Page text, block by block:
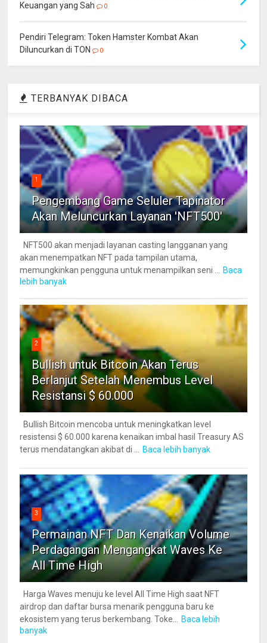
Keuangan yang Sah
0
Pendiri Telegram: Token Hamster Kombat Akan
Diluncurkan di TON
0
TERBANYAK DIBACA
1
Pengembang Game Seluler Tapinator
Akan Meluncurkan Layanan 'NFT500'
NFT500 akan menjadi layanan casting langganan yang
akan menempatkan NFT pada tampilan utama,
memungkinkan pengguna untuk menampilkan seni ... Baca
lebih banyak
2
Bullish untuk Bitcoin Akan Terus
Berlanjut Setelah Menembus Level
Resistansi $ 60.000
Bullish Bitcoin mencoba untuk meningkatkan level
resistensi $ 60.000 karena kenaikan imbal hasil Treasury AS
terus mendatangkan akibat di ... Baca lebih banyak
3
Permainan NFT Dan Kenaikan Volume
Perdagangan Mengangkat Waves Ke
All Time High
Harga Waves menuju ke level All Time High saat NFT
airdrop dan daftar bursa menarik pengguna baru ke
ekosistem yang terus berkembang. Toke... Baca lebih
banyak